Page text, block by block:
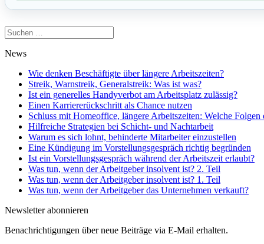
Suchen
nach:
News
Wie denken Beschäftigte über längere Arbeitszeiten?
Streik, Warnstreik, Generalstreik: Was ist was?
Ist ein generelles Handyverbot am Arbeitsplatz zulässig?
Einen Karriererückschritt als Chance nutzen
Schluss mit Homeoffice, längere Arbeitszeiten: Welche Folgen
Hilfreiche Strategien bei Schicht- und Nachtarbeit
Warum es sich lohnt, behinderte Mitarbeiter einzustellen
Eine Kündigung im Vorstellungsgespräch richtig begründen
Ist ein Vorstellungsgespräch während der Arbeitszeit erlaubt?
Was tun, wenn der Arbeitgeber insolvent ist? 2. Teil
Was tun, wenn der Arbeitgeber insolvent ist? 1. Teil
Was tun, wenn der Arbeitgeber das Unternehmen verkauft?
Newsletter abonnieren
Benachrichtigungen über neue Beiträge via E-Mail erhalten.